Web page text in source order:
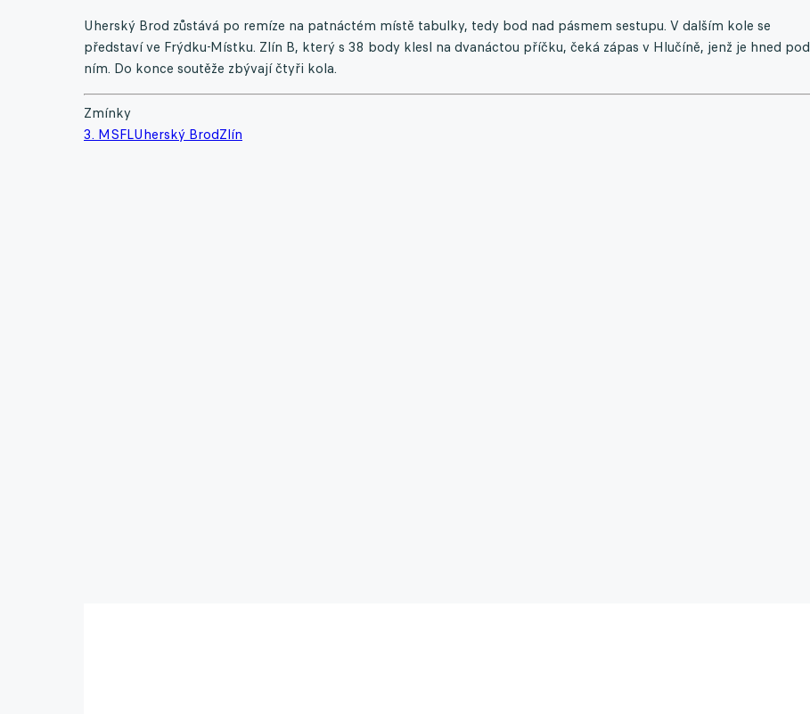
Uherský Brod zůstává po remíze na patnáctém místě tabulky, tedy bod nad pásmem sestupu. V dalším kole se
představí ve Frýdku-Místku. Zlín B, který s 38 body klesl na dvanáctou příčku, čeká zápas v Hlučíně, jenž je hned pod
ním. Do konce soutěže zbývají čtyři kola.
Zmínky
3. MSFLUherský BrodZlín